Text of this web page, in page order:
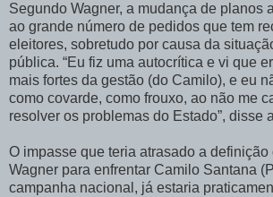
Segundo Wagner, a mudança de planos
ao grande número de pedidos que tem
eleitores, sobretudo por causa da
pública. “Eu fiz uma autocrítica e vi que
mais fortes da gestão (do Camilo), e eu
como covarde, como frouxo, ao não me
resolver os problemas do Estado”, disse
O impasse que teria atrasado a definição
Wagner para enfrentar Camilo Santana
campanha nacional, já estaria